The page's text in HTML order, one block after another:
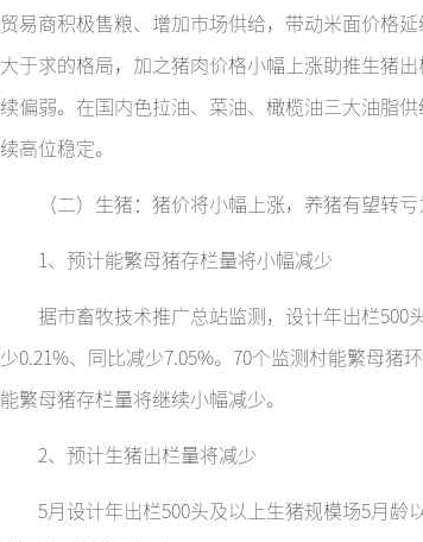
贸易商积极售粮、增加市场供给，带动米面价格
大于求的格局，加之猪肉价格小幅上涨助推生猪
续偏弱。在国内色拉油、菜油、橄榄油三大油脂
续高位稳定。
（二）生猪：猪价将小幅上涨，养猪有望转亏
1、预计能繁母猪存栏量将小幅减少
据市畜牧技术推广总站监测，设计年出栏500
少0.21%、同比减少7.05%。70个监测村能繁母猪
能繁母猪存栏量将继续小幅减少。
2、预计生猪出栏量将减少
5月设计年出栏500头及以上生猪规模场5月龄